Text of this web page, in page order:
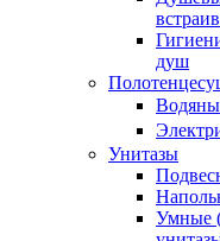
душ
ㅤ
ㅤ
Унитазы
Умные